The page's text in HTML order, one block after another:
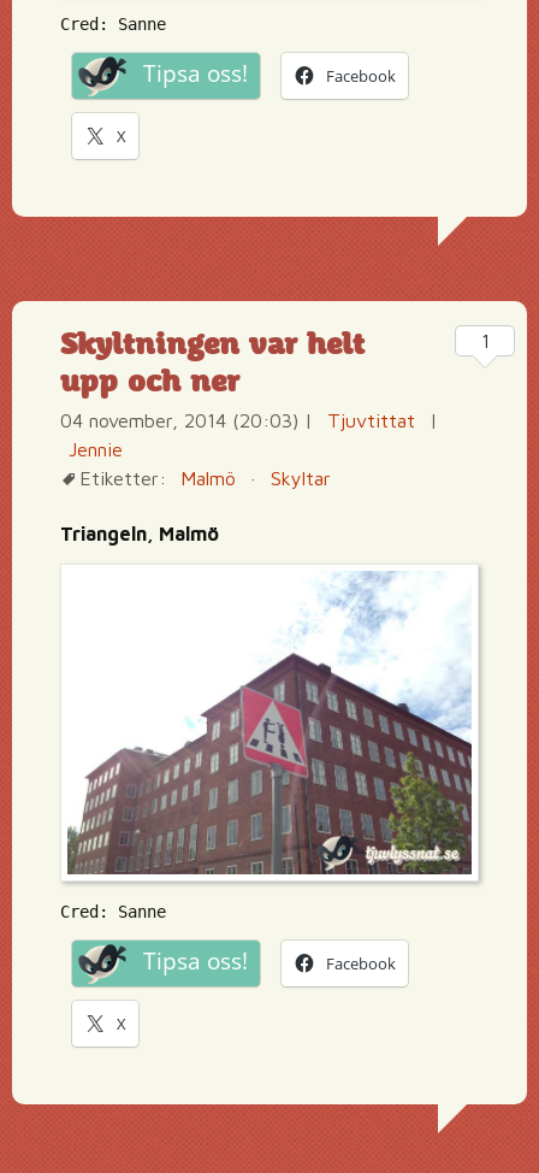
Cred: Sanne
Tipsa oss! Facebook
X
Skyltningen var helt
upp och ner
04 november, 2014 (20:03) | Tjuvtittat
|
Jennie
Etiketter:
Malmö · Skyltar
Triangeln, Malmö
Cred: Sanne
Tipsa oss! Facebook
X
1